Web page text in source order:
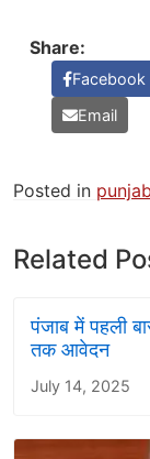
Share:
Facebook
Email
Posted in punjab
Related
पंजाब में पहली
तक आवेदन
July 14, 2025